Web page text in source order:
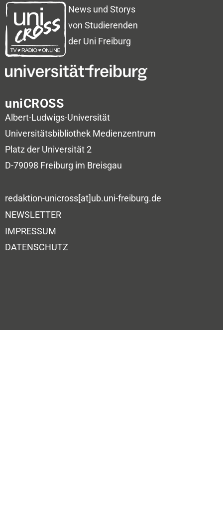
News und Storys
von Studierenden
der Uni Freiburg
uniCROSS
Albert-Ludwigs-Universität
Universitätsbibliothek Medienzentrum
Platz der Universität 2
D-79098 Freiburg im Breisgau
redaktion-unicross[at]ub.uni-freiburg.de
NEWSLETTER
IMPRESSUM
DATENSCHUTZ